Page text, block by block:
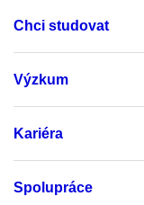
Chci studovat
Výzkum
Kariéra
Spolupráce